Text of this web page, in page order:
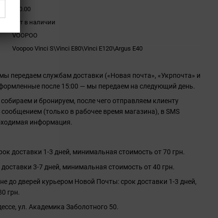
130.00
Нет в наличии
VOOPOO
Voopoo Vinci S\Vinci E80\Vinci E120\Argus E40
передаем службам доставки («Новая почта», «Укрпочта» и
после 15:00 — мы передаем на следующий день.
и бронируем, после чего отправляем клиенту
(только в рабочее время магазина), в SMS
информация.
доставки 1-3 дней, минимальная стоимость от 70 грн.
3-7 дней, минимальная стоимость от 40 грн.
до дверей курьером Новой Почты: срок доставки 1-3 дней,
грн.
ул. Академика Заболотного 50.